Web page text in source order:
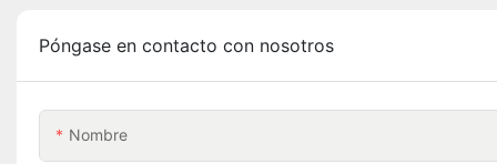
Póngase en contacto con nosotros
Nombre